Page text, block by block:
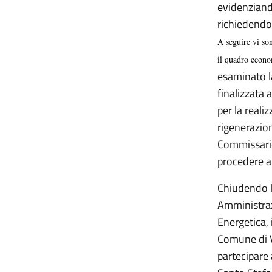
A seguire vi
il quadro
esaminato
finalizzata
per la
procedere
Comune di